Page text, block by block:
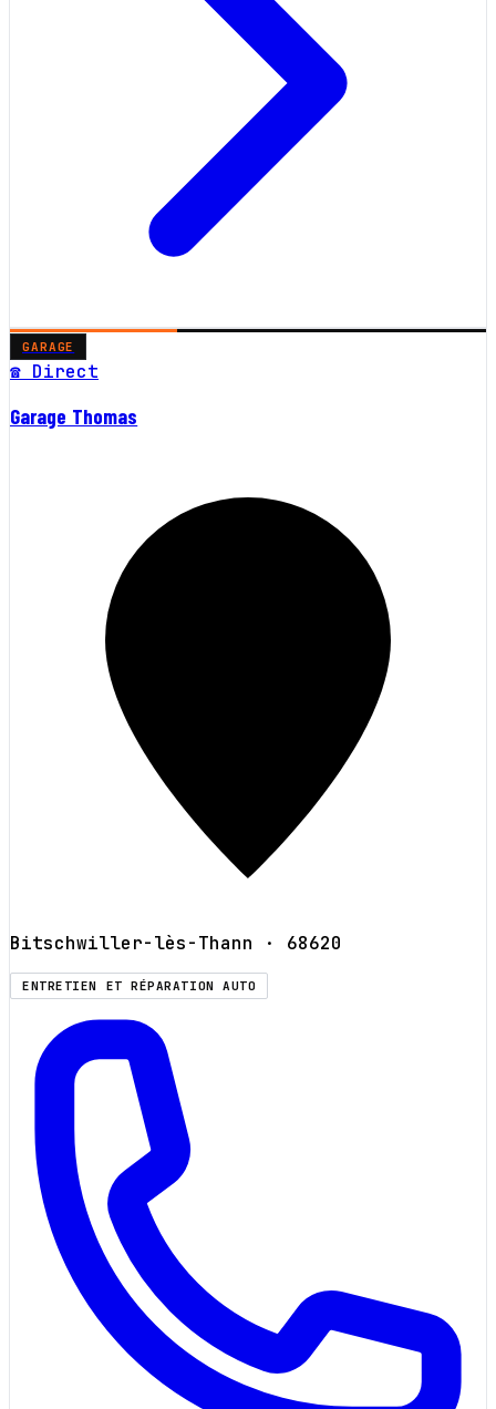
GARAGE
☎ Direct
Garage Thomas
Bitschwiller-lès-Thann · 68620
ENTRETIEN ET RÉPARATION AUTO